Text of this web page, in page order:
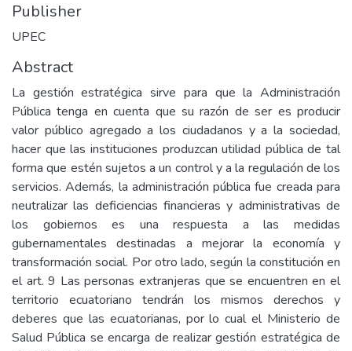
Publisher
UPEC
Abstract
La gestión estratégica sirve para que la Administración
Pública tenga en cuenta que su razón de ser es producir
valor público agregado a los ciudadanos y a la sociedad,
hacer que las instituciones produzcan utilidad pública de tal
forma que estén sujetos a un control y a la regulación de los
servicios. Además, la administración pública fue creada para
neutralizar las deficiencias financieras y administrativas de
los gobiernos es una respuesta a las medidas
gubernamentales destinadas a mejorar la economía y
transformación social. Por otro lado, según la constitución en
el art. 9 Las personas extranjeras que se encuentren en el
territorio ecuatoriano tendrán los mismos derechos y
deberes que las ecuatorianas, por lo cual el Ministerio de
Salud Pública se encarga de realizar gestión estratégica de